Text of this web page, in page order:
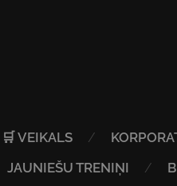
🛒 VEIKALS
JAUNIEŠU TRENIŅI